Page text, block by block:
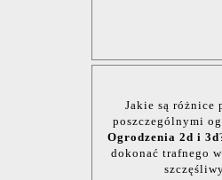
Jakie są różnice
poszczególnymi
Ogrodzenia 2d i 3d
dokonać trafnego